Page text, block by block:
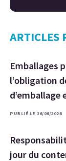
ARTICLES
Emballages
l’obligation
d’emballage
PUBLIÉ LE 16/06/2026
jour du